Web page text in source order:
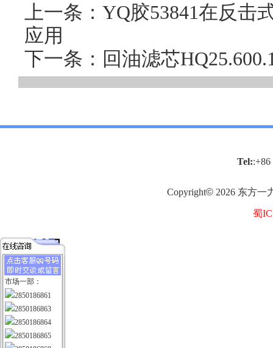
上一条：YQ胶53841在反
应用
下一条：回油滤芯
Tel::+86
Copyright© 2026 东方一
蜀
市场一部：
2850186861
2850186863
2850186864
2850186865